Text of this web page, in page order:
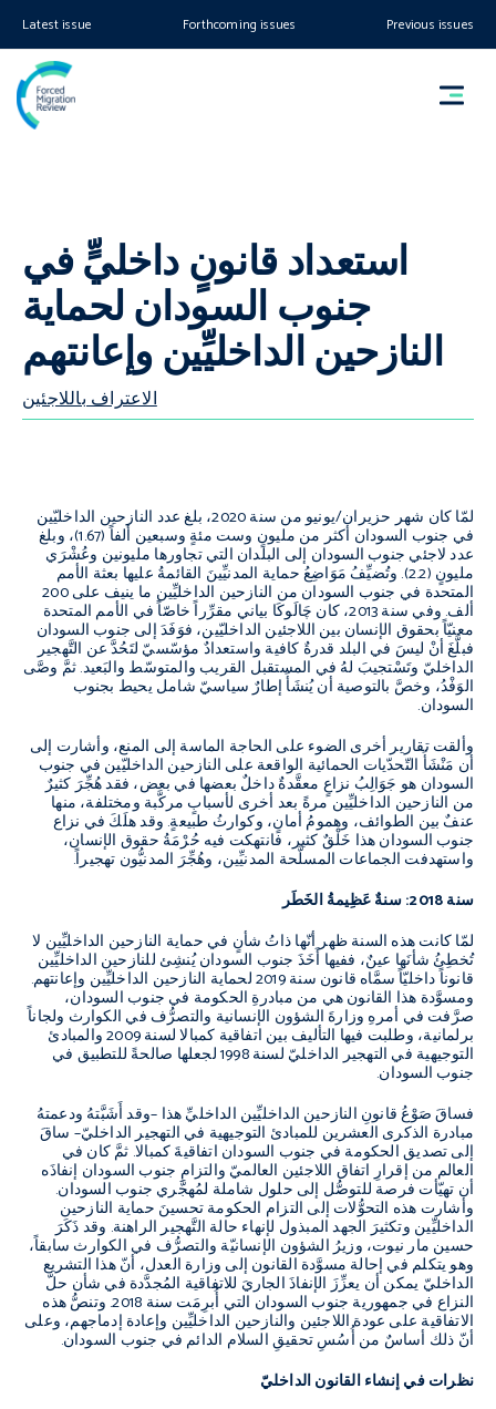
Latest issue Forthcoming issues Previous issues
استعداد قانونٍ داخليٍّ في
جنوب السودان لحماية
النازحين الداخليِّين وإعانتهم
الاعتراف باللاجئين
لمّا كان شهر حزيران/يونيو من سنة 2020، بلغ عدد النازحين الداخليّين
في جنوب السودان أكثر من مليونٍ وست مئةٍ وسبعين ألفاً (1.67)، وبلغ
عدد لاجئي جنوب السودان إلى البلدان التي تجاورها مليونين وعُشْرَي
مليونٍ (2.2). وتُضيِّفُ مَوَاضِعُ حماية المدنيِّينَ القائمةُ عليها بعثة الأمم
المتحدة في جنوب السودان من النازحين الداخليِّين ما ينيف على 200
ألف. وفي سنة 2013، كان چَالَوكَا بياني مقرِّراً خاصّاً في الأمم المتحدة
معنيّاً بحقوق الإنسان بين اللاجئين الداخليّين، فوَفَدَ إلى جنوب السودان
فبلَّغَ أنْ ليسَ في البلد قدرةٌ كافية واستعدادٌ مؤسّسيّ لتَحُدَّ عن التَّهجير
الداخليّ وتَسْتجيبَ لهُ في المستقبل القريب والمتوسّط والبَعيد. ثمَّ وصَّى
الوَفْدُ، وخصَّ بالتوصية أن يُنشَأَ إطارٌ سياسيّ شامل يحيط بجنوب
السودان.
وألقت تقارير أخرى الضوء على الحاجة الماسة إلى المنع، وأشارت إلى
أن مَنْشَأَ التّحدّيات الحمائية الواقعة على النازحين الداخليّين في جنوب
السودان هو جَوَالِبُ نزاعٍ معقَّدةٌ داخلٌ بعضها في بعض، فقد هُجِّرَ كثيرٌ
من النازحين الداخليِّين مرةً بعد أخرى لأسبابٍ مركَّبة ومختلفة، منها
عنفٌ بين الطوائف، وهمومُ أمانٍ، وكوارثُ طبيعةٍ. وقد هلَكَ في نزاع
جنوب السودان هذا خَلْقٌ كثير، فانتهكت فيه حُرْمَةُ حقوق الإنسان،
واستهدفت الجماعات المسلَّحة المدنيِّين، وهُجِّرَ المدنيُّون تهجيراً.
سنة 2018: سنةٌ عَظِيمةُ الخَطَر
لمّا كانت هذه السنة ظهر أنّها ذاتُ شأنٍ في حماية النازحين الداخليِّين لا
تُخطِئُ شأنَها عينٌ، ففيها أَخَذَ جنوب السودان يُنشِئ للنازحين الداخليِّين
قانوناً داخليّاً سمَّاه قانون سنة 2019 لحماية النازحين الداخليِّين وإعانتهم.
ومسوَّدة هذا القانون هي من مبادرةِ الحكومة في جنوب السودان،
صرَّفت في أمرهِ وزارةَ الشؤون الإنسانية والتصرُّف في الكوارث ولجاناً
برلمانية، وطلبت فيها التأليف بين اتفاقية كمبالا لسنة 2009 والمبادئ
التوجيهية في التهجير الداخليّ لسنة 1998 لجعلها صالحةً للتطبيق في
جنوب السودان.
فساقَ صَوْعُ قانونِ النازحين الداخليِّين الداخليِّ هذا –وقد أَشَبَّتهُ ودعمتهُ
مبادرة الذكرى العشرين للمبادئ التوجيهية في التهجير الداخليّ– ساقَ
إلى تصديق الحكومة في جنوب السودان اتفاقيةَ كمبالا. ثمَّ كان في
العالم من إقرارِ اتفاق اللاجئين العالميّ والتزامِ جنوب السودان إنفاذَه
أن تهيّأت فرصة للتوصُّل إلى حلول شاملة لمُهجَّري جنوب السودان.
وأشارت هذه التحوُّلات إلى التزام الحكومة تحسينَ حماية النازحين
الداخليِّين وتكثيرَ الجهد المبذول لإنهاء حالة التَّهجير الراهنة. وقد ذَكَرَ
حسين مار نيوت، وزيرُ الشؤون الإنسانيّة والتصرُّف في الكوارث سابقاً،
وهو يتكلم في إحالة مسوَّدة القانون إلى وزارة العدل، أنّ هذا التشريع
الداخليّ يمكن أن يعزِّزَ الإنفاذَ الجاريَ للاتفاقية المُجدَّدة في شأن حلّ
النزاع في جمهورية جنوب السودان التي أُبرِمَت سنة 2018. وتنصُّ هذه
الاتفاقية على عودة اللاجئين والنازحين الداخليِّين وإعادة إدماجهم، وعلى
أنّ ذلك أساسٌ من أُسُسِ تحقيقِ السلام الدائم في جنوب السودان.
نظرات في إنشاء القانون الداخليّ